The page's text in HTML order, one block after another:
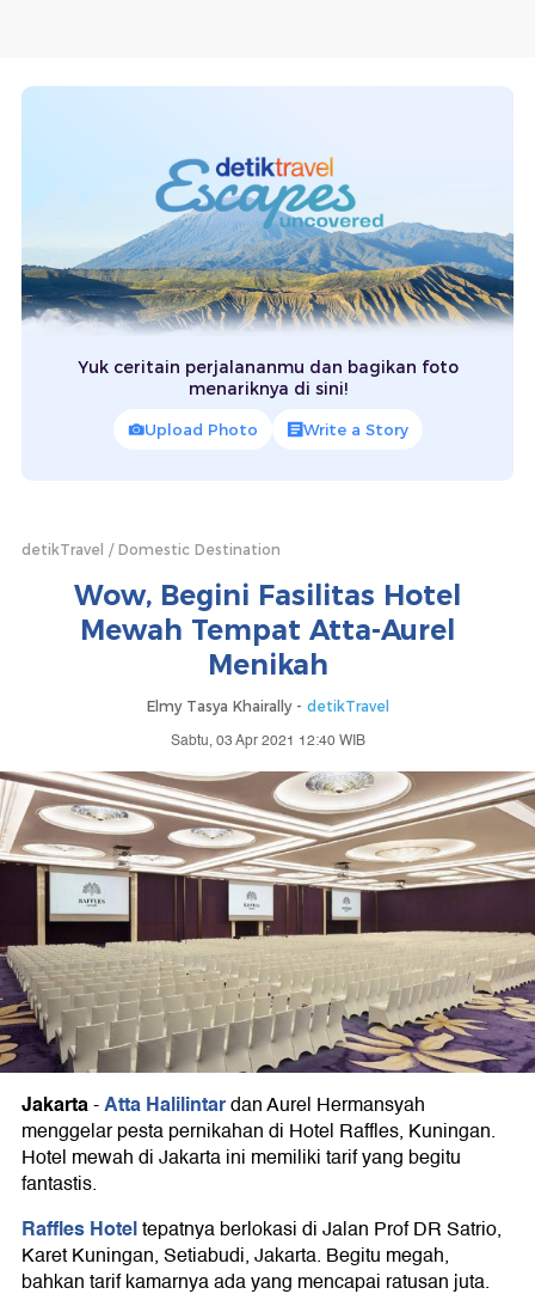
Yuk ceritain perjalananmu dan bagikan foto
menariknya di sini!
Upload Photo Write a Story
detikTravel Domestic Destination
Wow, Begini Fasilitas Hotel
Mewah Tempat Atta-Aurel
Menikah
Elmy Tasya Khairally - detikTravel
Sabtu, 03 Apr 2021 12:40 WIB
Jakarta-Atta Halilintardan Aurel Hermansyah
menggelar pesta pernikahan di Hotel Raffles, Kuningan.
Hotel mewah di Jakarta ini memiliki tarif yang begitu
fantastis.
Raffles Hoteltepatnya berlokasi di Jalan Prof DR Satrio,
Karet Kuningan, Setiabudi, Jakarta. Begitu megah,
bahkan tarif kamarnya ada yang mencapai ratusan juta.